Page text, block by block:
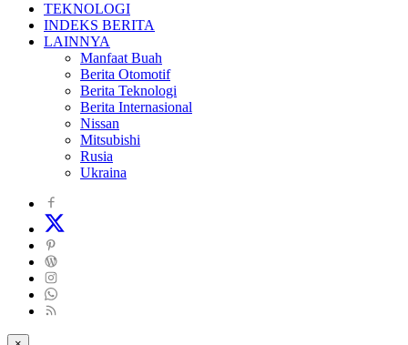
TEKNOLOGI
INDEKS BERITA
LAINNYA
Manfaat Buah
Berita Otomotif
Berita Teknologi
Berita Internasional
Nissan
Mitsubishi
Rusia
Ukraina